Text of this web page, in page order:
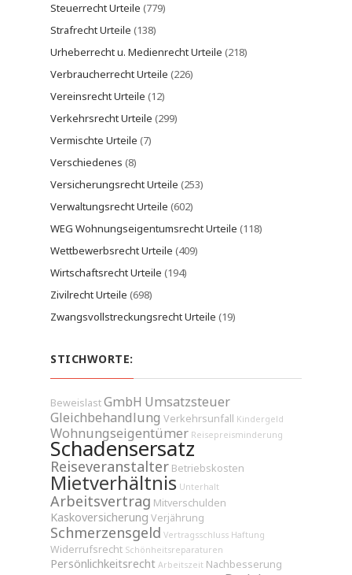
Steuerrecht Urteile (779)
Strafrecht Urteile (138)
Urheberrecht u. Medienrecht Urteile (218)
Verbraucherrecht Urteile (226)
Vereinsrecht Urteile (12)
Verkehrsrecht Urteile (299)
Vermischte Urteile (7)
Verschiedenes (8)
Versicherungsrecht Urteile (253)
Verwaltungsrecht Urteile (602)
WEG Wohnungseigentumsrecht Urteile (118)
Wettbewerbsrecht Urteile (409)
Wirtschaftsrecht Urteile (194)
Zivilrecht Urteile (698)
Zwangsvollstreckungsrecht Urteile (19)
STICHWORTE:
BeweislastGmbH Umsatzsteuer
Gleichbehandlung Verkehrsunfall Kindergeld
Wohnungseigentümer Reisepreisminderung
Schadensersatz
Reiseveranstalter Betriebskosten
Mietverhältnis Unterhalt
Arbeitsvertrag Mitverschulden
Kaskoversicherung Verjährung
Schmerzensgeld Vertragsschluss Haftung
Widerrufsrecht Schönheitsreparaturen
Persönlichkeitsrecht Arbeitszeit Nachbesserung